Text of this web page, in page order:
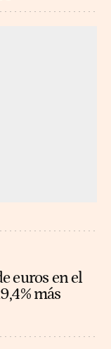
euros en el
más